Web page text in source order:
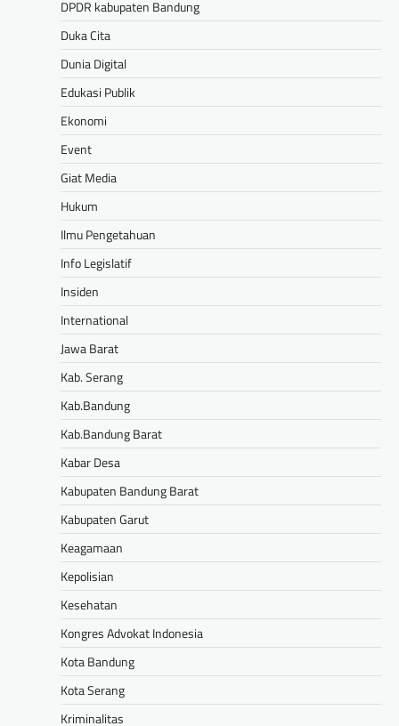
DPDR kabupaten Bandung
Duka Cita
Dunia Digital
Edukasi Publik
Ekonomi
Event
Giat Media
Hukum
Ilmu Pengetahuan
Info Legislatif
Insiden
International
Jawa Barat
Kab. Serang
Kab.Bandung
Kab.Bandung Barat
Kabar Desa
Kabupaten Bandung Barat
Kabupaten Garut
Keagamaan
Kepolisian
Kesehatan
Kongres Advokat Indonesia
Kota Bandung
Kota Serang
Kriminalitas